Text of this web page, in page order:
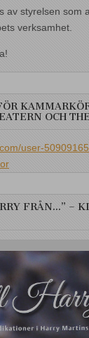
av styrelsen som
verksamhet.
OCH
user-
FRÅN…” –